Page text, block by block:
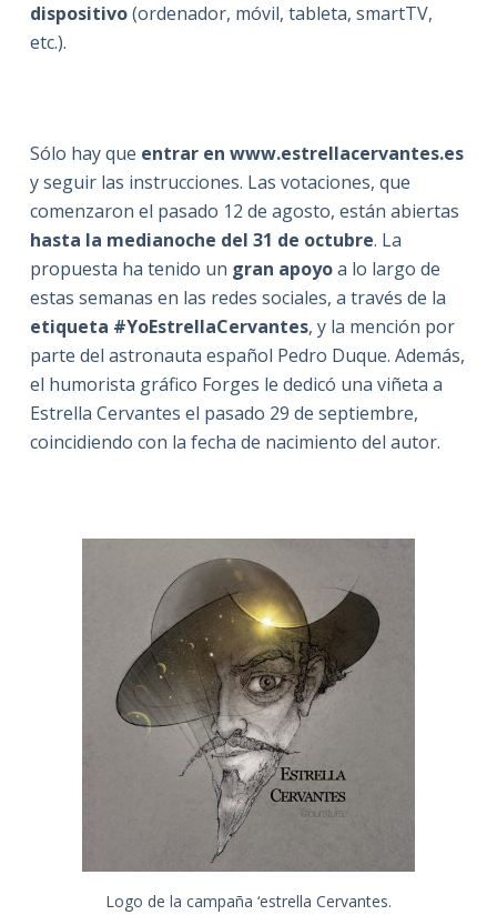
dispositivo(ordenador, móvil, tableta, smartTV,
etc.).
Sólo hay que entrar en www.estrellacervantes.es
y seguir las instrucciones. Las votaciones, que
comenzaron el pasado 12 de agosto, están abiertas
hasta la medianoche del 31 de octubre. La
propuesta ha tenido un gran apoyoa lo largo de
estas semanas en las redes sociales, a través de la
etiqueta #YoEstrellaCervantes, y la mención por
parte del astronauta español Pedro Duque. Además,
el humorista gráfico Forges le dedicó una viñeta a
Estrella Cervantes el pasado 29 de septiembre,
coincidiendo con la fecha de nacimiento del autor.
Logo de la campaña ‘estrella Cervantes.